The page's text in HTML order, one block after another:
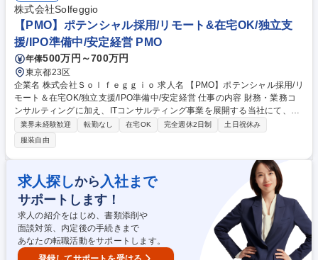
部等社内各部門及び協力業者との調整 等 ★日ごろからインテリアトレン
ドにアンテナを張り、家具ブランドとしての立場から、常に新しい提案を
し続けることが求められます。 募集職種 【インテリアデザイナー】著名
人宅でも愛用！高級家具ブランドで経験が活かせる
株式会社Solfeggio
【PMO】ポテンシャル採用/リモート&在宅OK/独立支
援/IPO準備中/安定経営 PMO
年俸500万円～700万円
東京都23区
企業名 株式会社Ｓｏｌｆｅｇｇｉｏ 求人名 【PMO】ポテンシャル採用/リ
モート＆在宅OK/独立支援/IPO準備中/安定経営 仕事の内容 財務・業務コ
ンサルティングに加え、ITコンサルティング事業を展開する当社にて、P
MO（ポテンシャル採用）として、プロジェクトサポートを担当いただき
ます。 【具体的には】 ■将来的には、PMOとして1つの案件のメイン担当
となっていただくポジション（提案書作成、業務の可視化、製品の導入及
び運用支援、進捗管理や報告） ■案件詳細：大手企業/数億から数10億の案
件大規模案件に関わることができ、スキルが磨ける ★独立を目指す社員も
多く、スキルを身に付けたい方を応援する風土です 募集職種 【PMO】ポ
テンシャル採用/リモート＆在宅OK/独立支援/IPO準備中/安定経営
業界未経験歓迎 転勤なし 在宅OK 完全週休2日制
土日祝休み
服装自由
求人探しから 入社まで
サポートします！
求人の紹介をはじめ、書類添削や
面談対策、内定後の手続きまで
あなたの転職活動をサポートします。